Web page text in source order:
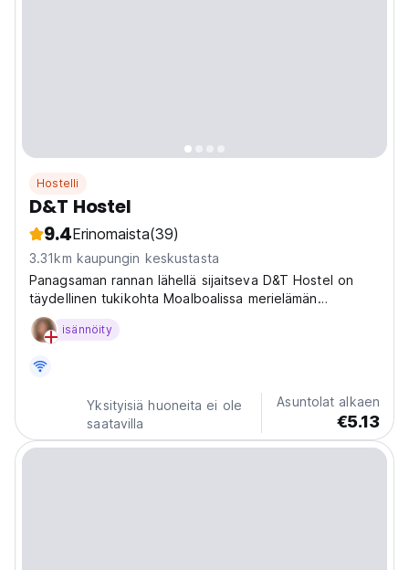
Hostelli
D&T Hostel
9.4Erinomaista(39)
3.31km kaupungin keskustasta
Panagsaman rannan lähellä sijaitseva D&T Hostel on
täydellinen tukikohta Moalboalissa merielämän
tutkimiseen. Yksi Moalboalin parhaista hostelleista
sukeltajille ja rannan ystäville. (Auto-translated from
isännöity
Yksityisiä huoneita ei ole
saatavilla
Asuntolat alkaen
€5.13